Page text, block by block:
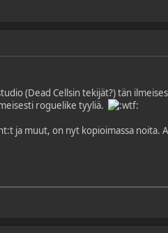
(Dead Cellsin tekijät?) tän
roguelike tyyliä.
ja muut, on nyt kopioimassa noita.